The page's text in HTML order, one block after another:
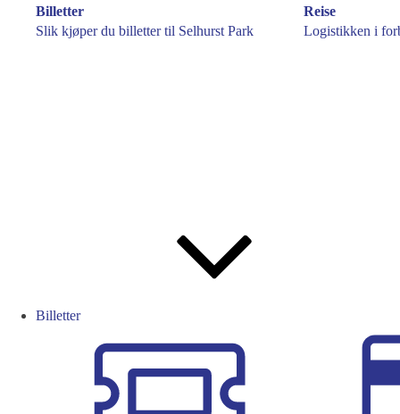
Billetter
Slik kjøper du billetter til Selhurst Park
Reise
Logistikken i
Billetter